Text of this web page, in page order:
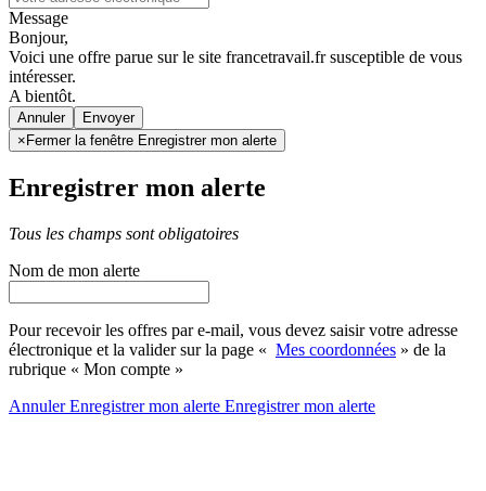
Message
Bonjour,
Voici une offre parue sur le site francetravail.fr susceptible de vous
intéresser.
A bientôt.
Annuler
× Fermer la fenêtre Enregistrer mon alerte
Enregistrer mon alerte
Tous les champs sont obligatoires
Nom de mon alerte
Pour recevoir les offres par e-mail, vous devez saisir votre adresse
électronique et la valider sur la page « Mes coordonnées » de la
rubrique « Mon compte »
AnnulerEnregistrer mon alerte Enregistrermon alerte